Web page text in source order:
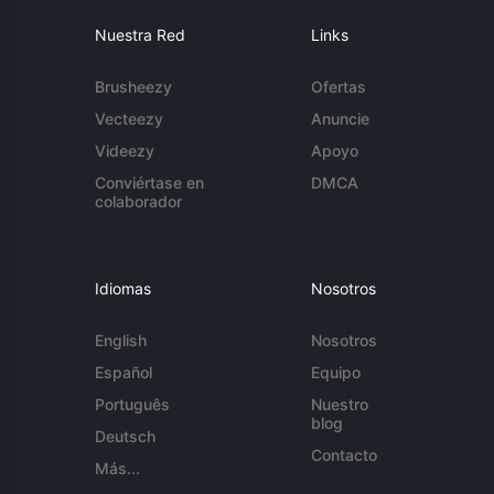
Nuestra Red
Brusheezy
Vecteezy
Videezy
Conviértase en
colaborador
Links
Ofertas
Anuncie
Apoyo
DMCA
Idiomas
English
Español
Português
Deutsch
Más...
Nosotros
Nosotros
Equipo
Nuestro
blog
Contacto